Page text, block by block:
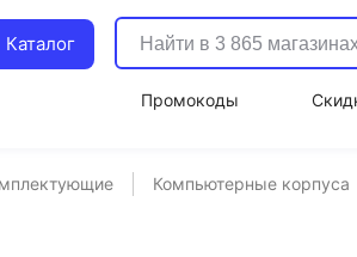
Каталог
Промокоды
Компьютерные корпуса